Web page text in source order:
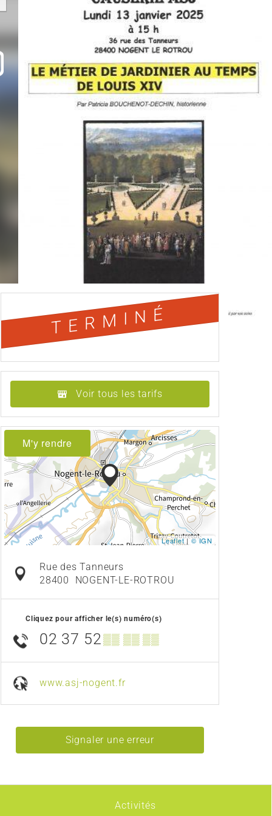
TERMINÉ
Voir tous les tarifs
M'y rendre
Leaflet|© IGN
Rue des Tanneurs
28400
NOGENT-LE-ROTROU
Cliquez pour afficher le(s) numéro(s)
02 37 52 ▒▒ ▒▒ ▒▒
www.asj-nogent.fr
Signaler une erreur
Activités